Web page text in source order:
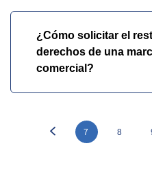
¿Cómo solicitar el
derechos de una
comercial?
7 8